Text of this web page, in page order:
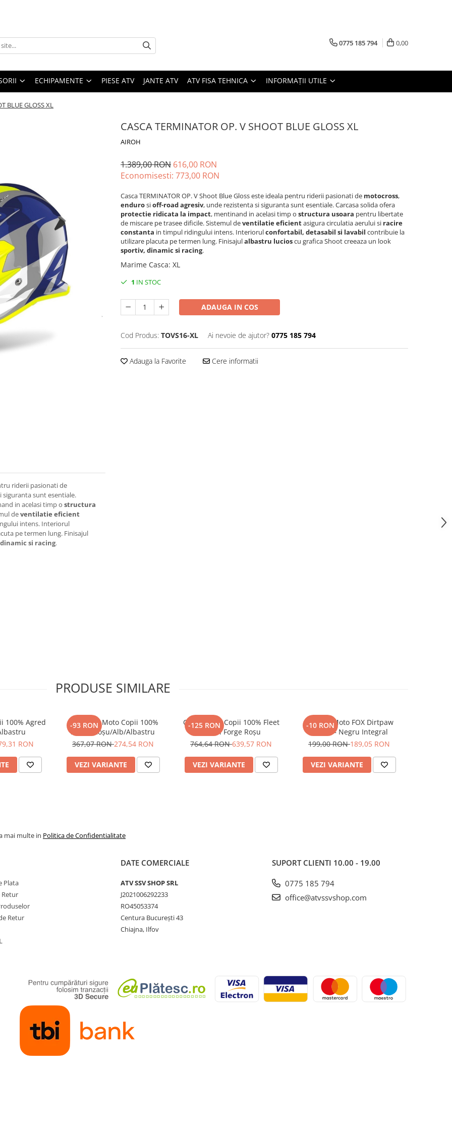
0775 185 794 0,00
ECHIPAMENTE PIESE ATV JANTE ATV ATV FISA TEHNICA INFORMAȚII UTILE
BLUE GLOSS XL
CASCA TERMINATOR OP. V SHOOT BLUE GLOSS XL
AIROH
1.389,00 RON 616,00 RON
Economisesti: 773,00 RON
Casca TERMINATOR OP. V Shoot Blue Gloss este ideala pentru riderii pasionati de motocross,
endurosioff-road agresiv, unde rezistenta si siguranta sunt esentiale. Carcasa solida ofera
protectie ridicata la impact, mentinand in acelasi timp o structura usoara pentru libertate
de miscare pe trasee dificile. Sistemul deventilatie eficientasigura circulatia aerului si racire
constanta in timpul ridingului intens. Interiorulconfortabil, detasabil si lavabil contribuie la
utilizare placuta pe termen lung. Finisajulalbastru lucioscu grafica Shoot creeaza un look
sportiv, dinamic si racing.
Marime Casca: XL
1 IN STOC
ADAUGA IN COS
Cod Produs: TOVS16-XL Ai nevoie de ajutor? 0775 185 794
Adauga la Favorite Cere informatii
riderii pasionati de
siguranta sunt esentiale.
in acelasi timp o structura
deventilatie eficient
intens. Interiorul
pe termen lung. Finisajul
si racing.
sporita
PRODUSE SIMILARE
100% Agred
RON
-93 RON
Pantaloni Moto Copii 100%
Agred Roșu/Alb/Albastru
367,07 RON274,54 RON
VEZI VARIANTE
-125 RON
Cască Moto Copii 100% Fleet
Youth Forge Roșu
764,64 RON639,57 RON
VEZI VARIANTE
-10 RON
Mănuși Moto FOX Dirtpaw
Negre – Negru Integral
199,00 RON189,05 RON
VEZI VARIANTE
mai multe in Politica de Confidentialitate
Plata
Retur
Retur
DATE COMERCIALE
ATV SSV SHOP SRL
J2021006292233
RO45053374
Centura București 43
Chiajna, Ilfov
SUPORT CLIENTI 10.00 - 19.00
0775 185 794
office@atvssvshop.com